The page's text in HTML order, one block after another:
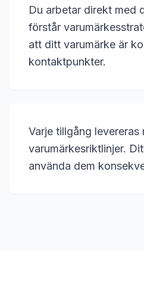
Du arbetar direkt med
förstår
att ditt varumärke är
kontaktpunkter.
Varje tillgång
varumärkesriktlinjer.
använda dem